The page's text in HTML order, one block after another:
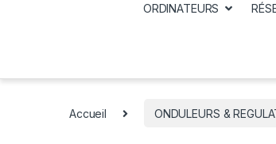
ORDINATEURS
Accueil ONDULEURS &